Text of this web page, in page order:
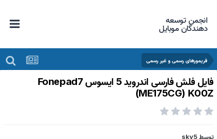
انجمن توسعه
دهندگان موبایل
فریمورهای رسمی و غیر رسمی
فایل فلش فارسی اندروید 5 ایسوس Fonepad7
(ME175CG)
sky5